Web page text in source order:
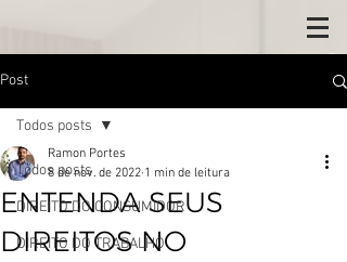
Post
Todos posts
DIREITO DO CONSUMIDOR
DIREITO DO TRABALHO
Todos posts
ENTENDA SEUS
DIREITOS NO
Ramon Portes
8 de nov. de 2022 1 min de leitura